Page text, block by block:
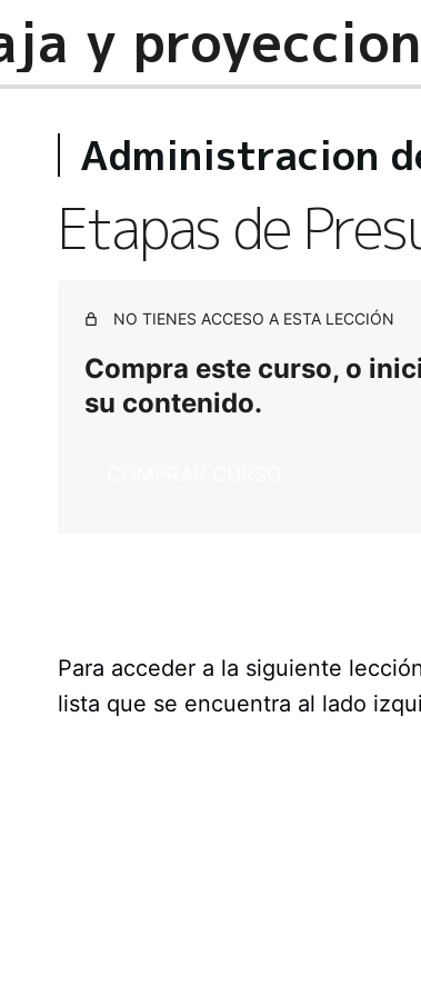
Administracion
Etapas de
NO TIENES ACCESO A ESTA LECCIÓN
Compra este curso, o
su contenido.
Para acceder a la siguiente
lista que se encuentra al lado